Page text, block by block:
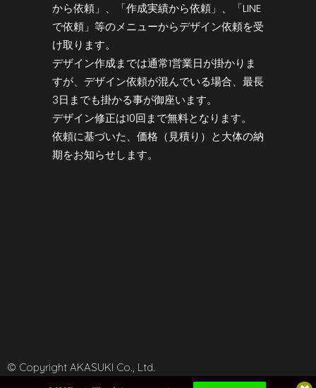
から依頼」、「作成実績から依頼」、「LINE
で依頼」等のメニューからデザイン依頼を受
け取ります。
デザイン作成までは通常1営業日が掛かりま
すが、デザイン依頼が混んでいる場合、最長
3日までも掛かる事が御座います。
デザイン修正は10回まで無料となります。
依頼に基づいた、価格（見積り）と大体の納
期をお知らせします。
© Copyright AKASUKI Co., Ltd.